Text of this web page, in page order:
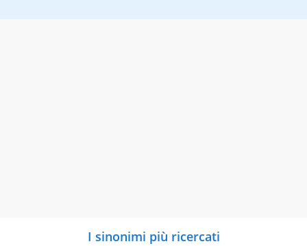
I sinonimi più ricercati